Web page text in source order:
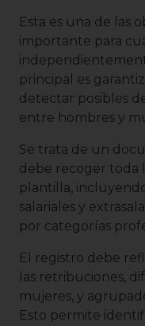
Esta es una de las
importante para
principal es
detectar posibles
entre hombres y
Se trata de un
debe recoger toda
plantilla,
salariales y
por categorías
El registro debe
las retribuciones,
mujeres, y
Esto permite